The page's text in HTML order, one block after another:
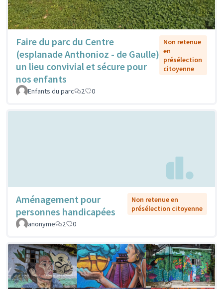
Faire du parc du Centre
(esplanade Anthonioz - de Gaulle)
un lieu convivial et sécure pour
nos enfants
Non retenue
en
présélection
citoyenne
Enfants du parc 2 0
Aménagement pour
personnes handicapées
Non retenue en
présélection citoyenne
anonyme
2 0